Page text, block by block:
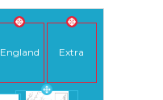
England Extra